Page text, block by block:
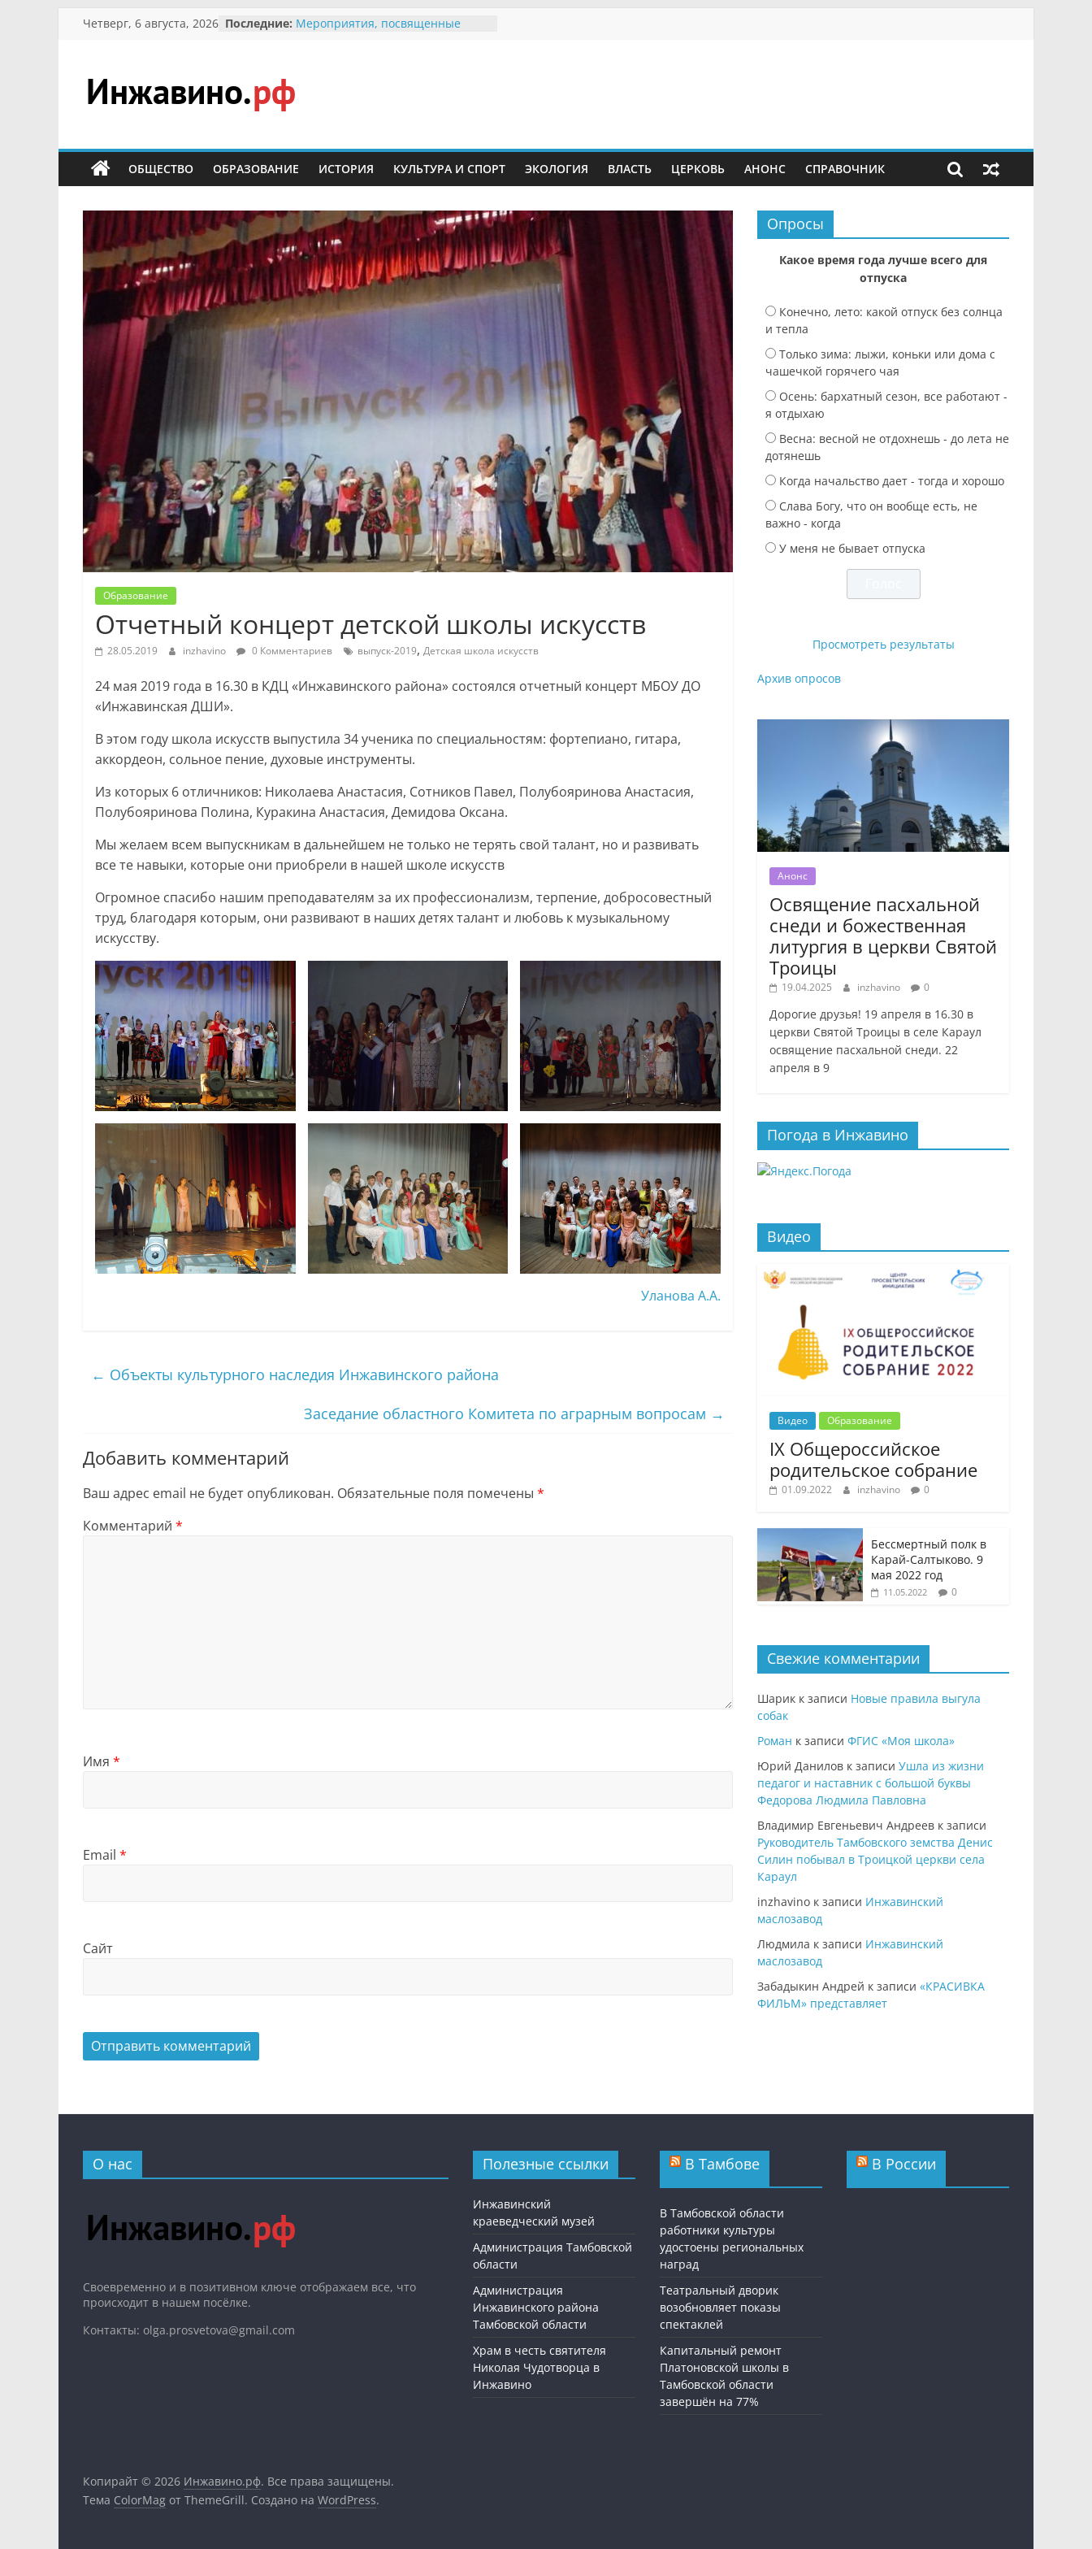
Перейти
Четверг, 6 августа, 2026 Последние: Мероприятия, посвященные
Безопасность в сети Интернет
Ученики приняли участие в
мероприятии «Сохраним
В вольере Воронинского
заповедника родились крапчатые
суслики
Инжавино.рф
сельский
портал
ОБЩЕСТВО ОБРАЗОВАНИЕ ИСТОРИЯ КУЛЬТУРА И СПОРТ ЭКОЛОГИЯ ВЛАСТЬ ЦЕРКОВЬ АНОНС СПРАВОЧНИК
Образование
Отчетный концерт детской школы искусств
28.05.2019 inzhavino 0 Комментариев выпуск-2019, Детская школа искусств
24 мая 2019 года в 16.30 в КДЦ «Инжавинского района» состоялся отчетный концерт МБОУ ДО
«Инжавинская ДШИ».
В этом году школа искусств выпустила 34 ученика по специальностям: фортепиано, гитара,
аккордеон, сольное пение, духовые инструменты.
Из которых 6 отличников: Николаева Анастасия, Сотников Павел, Полубояринова Анастасия,
Полубояринова Полина, Куракина Анастасия, Демидова Оксана.
Мы желаем всем выпускникам в дальнейшем не только не терять свой талант, но и развивать
все те навыки, которые они приобрели в нашей школе искусств
Огромное спасибо нашим преподавателям за их профессионализм, терпение, добросовестный
труд, благодаря которым, они развивают в наших детях талант и любовь к музыкальному
искусству.
Уланова А.А.
← Объекты культурного наследия Инжавинского района
Заседание областного Комитета по аграрным вопросам →
Добавить комментарий
Ваш адрес email не будет опубликован. Обязательные поля помечены *
Комментарий *
Имя *
Email *
Сайт
Опросы
Какое время года лучше всего для
отпуска
Конечно, лето: какой отпуск без солнца
и тепла
Только зима: лыжи, коньки или дома с
чашечкой горячего чая
Осень: бархатный сезон, все работают -
я отдыхаю
Весна: весной не отдохнешь - до лета не
дотянешь
Когда начальство дает - тогда и хорошо
Слава Богу, что он вообще есть, не
важно - когда
У меня не бывает отпуска
Просмотреть результаты
Архив опросов
Анонс
Освящение пасхальной
снеди и божественная
литургия в церкви Святой
Троицы
19.04.2025 inzhavino 0
Дорогие друзья! 19 апреля в 16.30 в
церкви Святой Троицы в селе Караул
освящение пасхальной снеди. 22
апреля в 9
Погода в Инжавино
Видео
Видео Образование
IX Общероссийское
родительское собрание
01.09.2022 inzhavino 0
Бессмертный полк в
Карай-Салтыково. 9
мая 2022 год
11.05.2022 0
Свежие комментарии
Шарик к записи Новые правила выгула
собак
Роман к записи ФГИС «Моя школа»
Юрий Данилов к записи Ушла из жизни
педагог и наставник с большой буквы
Федорова Людмила Павловна
Владимир Евгеньевич Андреев к записи
Руководитель Тамбовского земства Денис
Силин побывал в Троицкой церкви села
Караул
inzhavino к записи Инжавинский
маслозавод
Людмила к записи Инжавинский
маслозавод
Забадыкин Андрей к записи «КРАСИВКА
ФИЛЬМ» представляет
О нас
Cвоевременно и в позитивном ключе отображаем все, что
происходит в нашем посёлке.
Контакты: olga.prosvetova@gmail.com
Полезные ссылки
Инжавинский
краеведческий музей
Администрация Тамбовской
области
Администрация
Инжавинского района
Тамбовской области
Храм в честь святителя
Николая Чудотворца в
Инжавино
В Тамбове
В Тамбовской области
работники культуры
удостоены региональных
наград
Театральный дворик
возобновляет показы
спектаклей
Капитальный ремонт
Платоновской школы в
Тамбовской области
завершён на 77%
В России
Копирайт © 2026 Инжавино.рф. Все права защищены.
Тема ColorMag от ThemeGrill. Создано на WordPress.